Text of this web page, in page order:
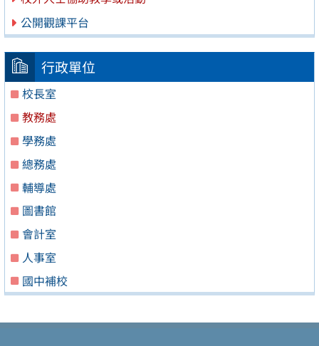
公開觀課平台
行政單位
校長室
教務處
學務處
總務處
輔導處
圖書館
會計室
人事室
國中補校